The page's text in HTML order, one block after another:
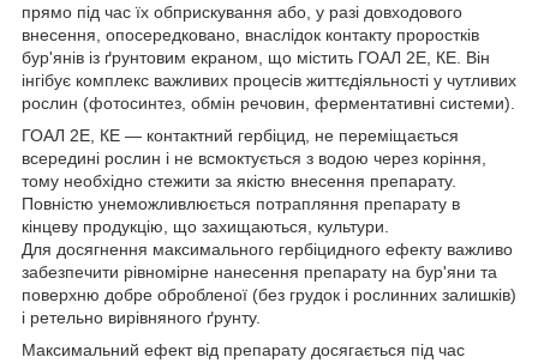
прямо під час їх обприскування або, у разі довходового
внесення, опосередковано, внаслідок контакту проростків
бур'янів із ґрунтовим екраном, що містить ГОАЛ 2Е, КЕ. Він
інгібує комплекс важливих процесів життєдіяльності у чутливих
рослин (фотосинтез, обмін речовин, ферментативні системи).
ГОАЛ 2Е, КЕ — контактний гербіцид, не переміщається
всередині рослин і не всмоктується з водою через коріння,
тому необхідно стежити за якістю внесення препарату.
Повністю унеможливлюється потрапляння препарату в
кінцеву продукцію, що захищаються, культури.
Для досягнення максимального гербіцидного ефекту важливо
забезпечити рівномірне нанесення препарату на бур'яни та
поверхню добре обробленої (без грудок і рослинних залишків)
і ретельно вирівняного ґрунту.
Максимальний ефект від препарату досягається під час